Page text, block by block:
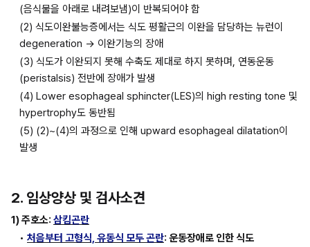
(음식물을 아래로 내려보냄)이 반복되어야 함
(2) 식도이완불능증에서는 식도 평활근의 이완을 담당하는 뉴런이
degeneration → 이완기능의 장애
(3) 식도가 이완되지 못해 수축도 제대로 하지 못하며, 연동운동
(peristalsis) 전반에 장애가 발생
(4) Lower esophageal sphincter(LES)의 high resting tone 및
hypertrophy도 동반됨
(5) (2)~(4)의 과정으로 인해 upward esophageal dilatation이
발생
2. 임상양상 및 검사소견
1) 주호소: 삼킴곤란
• 처음부터 고형식, 유동식 모두 곤란: 운동장애로 인한 식도